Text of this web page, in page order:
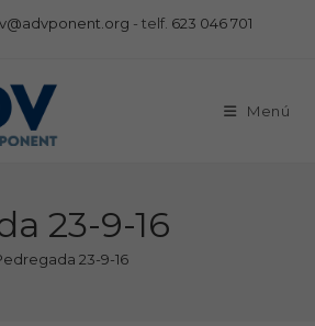
- telf. 623 046 701
Menú
23-9-16
23-9-16